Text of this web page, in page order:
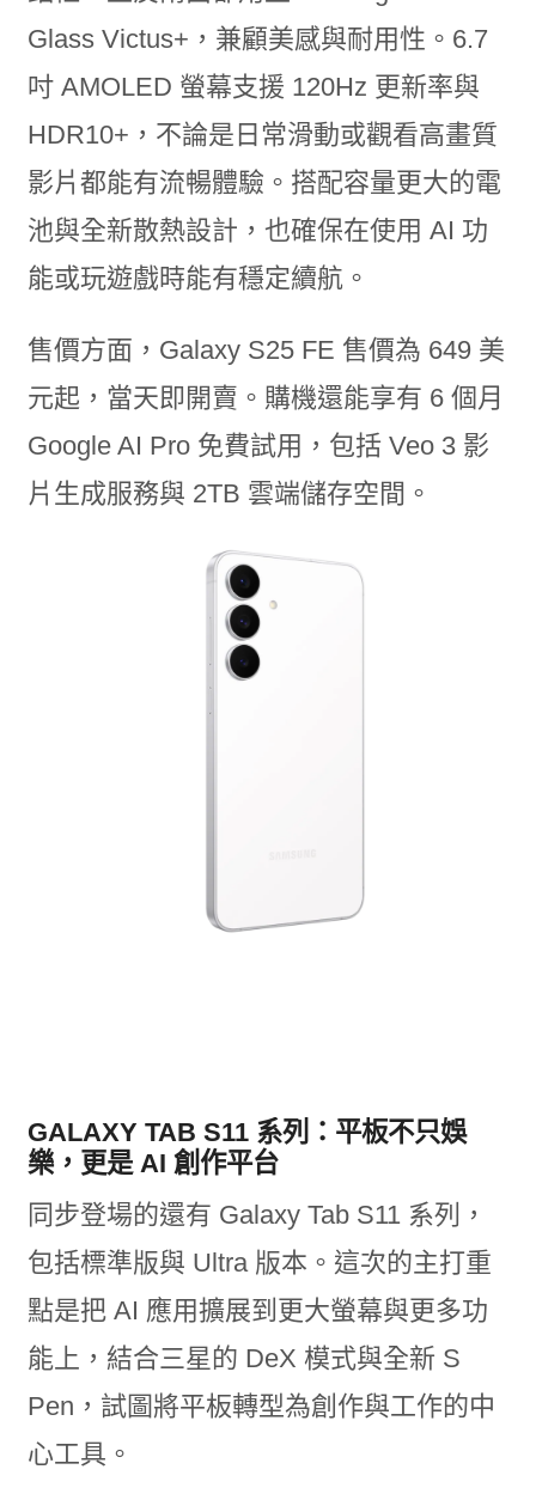
Glass Victus+，兼顧美感與耐用性。6.7
吋 AMOLED 螢幕支援 120Hz 更新率與
HDR10+，不論是日常滑動或觀看高畫質
影片都能有流暢體驗。搭配容量更大的電
池與全新散熱設計，也確保在使用 AI 功
能或玩遊戲時能有穩定續航。
售價方面，Galaxy S25 FE 售價為 649 美
元起，當天即開賣。購機還能享有 6 個月
Google AI Pro 免費試用，包括 Veo 3 影
片生成服務與 2TB 雲端儲存空間。
GALAXY TAB S11 系列：平板不只娛
樂，更是 AI 創作平台
同步登場的還有 Galaxy Tab S11 系列，
包括標準版與 Ultra 版本。這次的主打重
點是把 AI 應用擴展到更大螢幕與更多功
能上，結合三星的 DeX 模式與全新 S
Pen，試圖將平板轉型為創作與工作的中
心工具。